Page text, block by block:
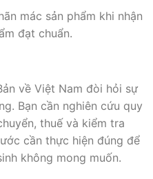
mác sản phẩm khi nhận
đạt chuẩn.
về Việt Nam đòi hỏi sự
Bạn cần nghiên cứu quy
thuế và kiểm tra
cần thực hiện đúng để
không mong muốn.